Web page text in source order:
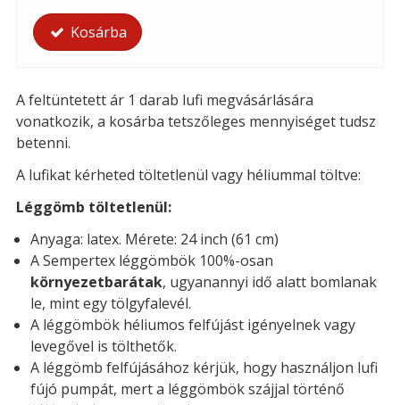
Kosárba
A feltüntetett ár 1 darab lufi megvásárlására
vonatkozik, a kosárba tetszőleges mennyiséget tudsz
betenni.
A lufikat kérheted töltetlenül vagy héliummal töltve:
Léggömb töltetlenül:
Anyaga: latex. Mérete: 24 inch (61 cm)
A Sempertex léggömbök 100%-osan
környezetbarátak, ugyanannyi idő alatt bomlanak
le, mint egy tölgyfalevél.
A léggömbök héliumos felfújást igényelnek vagy
levegővel is tölthetők.
A léggömb felfújásához kérjük, hogy használjon lufi
fújó pumpát, mert a léggömbök szájjal történő